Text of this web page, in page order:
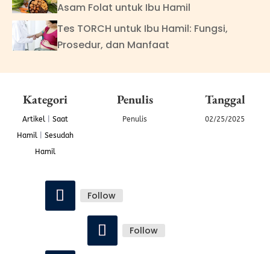
Asam Folat untuk Ibu Hamil
Tes TORCH untuk Ibu Hamil: Fungsi,
Prosedur, dan Manfaat
Kategori
Artikel| Saat
Hamil| Sesudah
Hamil
Penulis
Penulis
Tanggal
02/25/2025
Follow
Follow